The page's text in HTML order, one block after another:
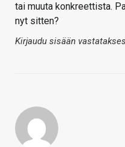
tai muuta konkreettista.
nyt sitten?
Kirjaudu sisään